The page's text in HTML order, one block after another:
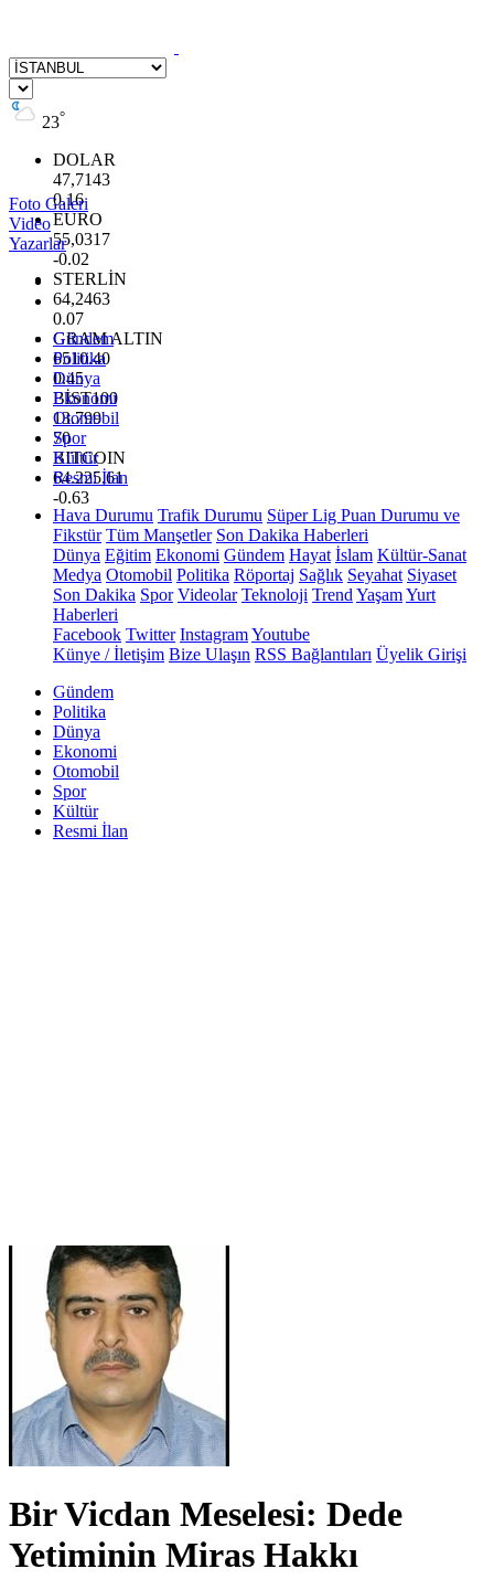
23°
DOLAR
47,7143
0.16
EURO
55,0317
-0.02
STERLİN
64,2463
0.07
GRAM ALTIN
6510.40
0.45
BİST100
13.799
70
BITCOIN
64.225,61
-0.63
Foto Galeri
Video
Yazarlar
Gündem
Politika
Dünya
Ekonomi
Otomobil
Spor
Kültür
Resmi İlan
Hava Durumu Trafik Durumu Süper Lig Puan Durumu ve
Fikstür Tüm Manşetler Son Dakika Haberleri
Dünya Eğitim Ekonomi Gündem Hayat İslam Kültür-Sanat
Medya Otomobil Politika Röportaj Sağlık Seyahat Siyaset
Son Dakika Spor Videolar Teknoloji Trend YaşamYurt
Haberleri
Facebook Twitter InstagramYoutube
Künye / İletişim Bize Ulaşın RSS Bağlantıları Üyelik Girişi
Gündem
Politika
Dünya
Ekonomi
Otomobil
Spor
Kültür
Resmi İlan
Bir Vicdan Meselesi: Dede
Yetiminin Miras Hakkı